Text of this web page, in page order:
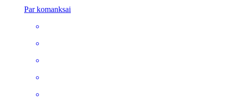
Par komanksai